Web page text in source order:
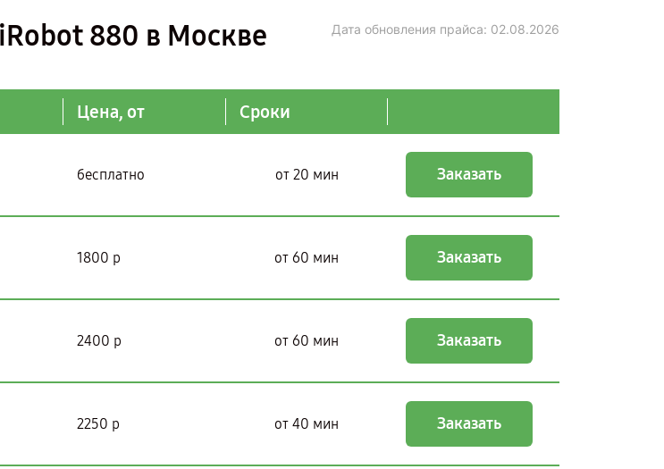
880 в Москве Дата обновления прайса: 02.08.2026
Цена, от Сроки
бесплатно от 20 мин Заказать
1800 р от 60 мин Заказать
2400 р от 60 мин Заказать
2250 р от 40 мин Заказать